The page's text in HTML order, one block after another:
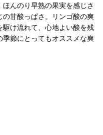
んのり早熟の果実を感じさ
甘酸っぱさ。リンゴ酸の爽
け流れて、心地よい酸を残
季節にとってもオススメな爽